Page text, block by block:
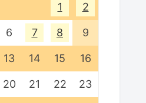
1 2
6 7 8 9
13 14 15 16
20 21 22 23